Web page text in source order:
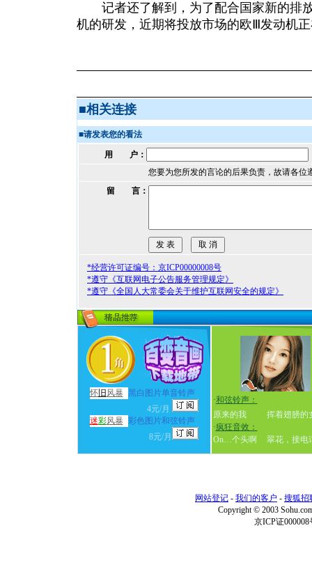
记者还了解到，为了配合国家新的排
机的研发，近期将投放市场的欧Ⅲ发动机
■相关连接
■请发表您的看法
用 户：
您要为您所发的言论的后果负责，故请各位
留 言：
*经营许可证编号：京ICP00000008号
*遵守《互联网电子公告服务管理规定》
*遵守《全国人大常委会关于维护互联网安全的规定》
怀旧 风暴
黑白图片单音铃声
4元/月
迷彩风暴 彩色图片和弦铃声
8元/月
·和弦铃声：
原来的我
挥着翅膀的
·疯狂音效：
On…个头啊
翠花，接
网站登记 - 我们的客户 - 搜狐招
Copyright © 2003
京ICP证